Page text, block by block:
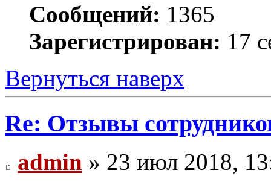
Сообщений: 1365
Зарегистрирован: 17
Вернуться наверх
Re: Отзывы
admin » 23 июл 2018,